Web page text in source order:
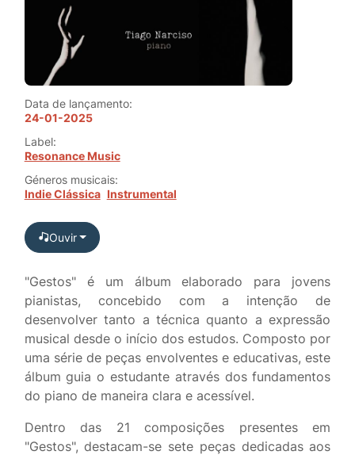
Data de lançamento:
24-01-2025
Label:
Resonance Music
Géneros musicais:
Indie Clássica Instrumental
Ouvir
"Gestos" é um álbum elaborado para jovens
pianistas, concebido com a intenção de
desenvolver tanto a técnica quanto a expressão
musical desde o início dos estudos. Composto por
uma série de peças envolventes e educativas, este
álbum guia o estudante através dos fundamentos
do piano de maneira clara e acessível.
Dentro das 21 composições presentes em
"Gestos", destacam-se sete peças dedicadas aos